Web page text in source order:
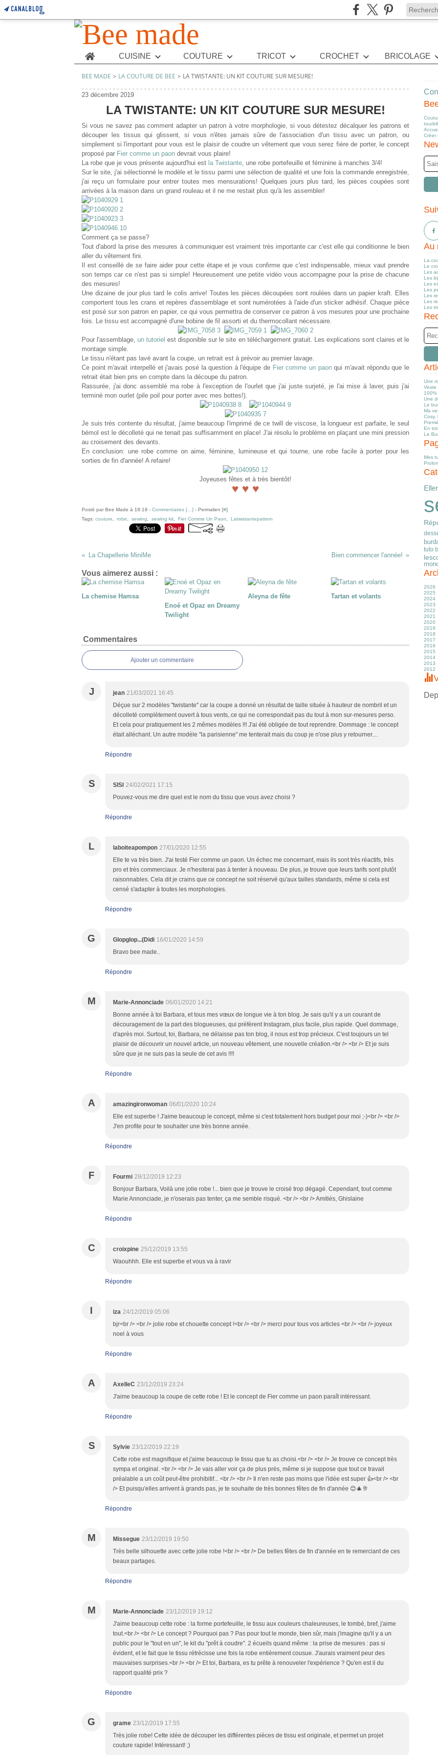
Home CUISINE COUTURE TRICOT CROCHET BRICOLAGE
BEE MADE > LA COUTURE DE BEE > LA TWISTANTE: UN KIT COUTURE SUR MESURE!
23 décembre 2019
LA TWISTANTE: UN KIT COUTURE SUR MESURE!
Si vous ne savez pas comment adapter un patron à votre morphologie, si vous détestez décalquer les patrons et
découper les tissus qui glissent, si vous n'êtes jamais sûre de l'association d'un tissu avec un patron, ou
simplement si l'important pour vous est le plaisir de coudre un vêtement que vous serez fière de porter, le concept
proposé par Fier comme un paon devrait vous plaire!
La robe que je vous présente aujourd'hui est la Twistante, une robe portefeuille et féminine à manches 3/4!
Sur le site, j'ai sélectionné le modèle et le tissu parmi une sélection de qualité et une fois la commande enregistrée,
j'ai reçu un formulaire pour entrer toutes mes mensurations! Quelques jours plus tard, les pièces coupées sont
arrivées à la maison dans un grand rouleau et il ne me restait plus qu'à les assembler!
Comment ça se passe?
Tout d'abord la prise des mesures à communiquer est vraiment très importante car c'est elle qui conditionne le bien
aller du vêtement fini.
Il est conseillé de se faire aider pour cette étape et je vous confirme que c'est indispensable, mieux vaut prendre
son temps car ce n'est pas si simple! Heureusement une petite vidéo vous accompagne pour la prise de chacune
des mesures!
Une dizaine de jour plus tard le colis arrive! Toutes les pièces découpées sont roulées dans un papier kraft. Elles
comportent tous les crans et repères d'assemblage et sont numérotées à l'aide d'un sticker adhésif. Chaque pièce
est posé sur son patron en papier, ce qui vous permettra de conserver ce patron à vos mesures pour une prochaine
fois. Le tissu est accompagné d'une bobine de fil assorti et du thermocollant nécessaire.
Pour l'assemblage,un tutoriel est disponible sur le site en téléchargement gratuit. Les explications sont claires et le
montage simple.
Le tissu n'étant pas lavé avant la coupe, un retrait est à prévoir au premier lavage.
Ce point m'avait interpellé et j'avais posé la question à l'équipe de Fier comme un paonqui m'avait répondu que le
retrait était bien pris en compte dans la découpe du patron.
Rassurée, j'ai donc assemblé ma robe à l'exception de l'ourlet que j'ai juste surjeté, je l'ai mise à laver, puis j'ai
terminé mon ourlet (pile poil pour porter avec mes bottes!).
Je suis très contente du résultat, j'aime beaucoup l'imprimé de ce twill de viscose, la longueur est parfaite, le seul
bémol est le décolleté qui ne tenait pas suffisamment en place! J'ai résolu le problème en plaçant une mini pression
au croisement des devants.
En conclusion: une robe comme on aime, féminine, lumineuse et qui tourne, une robe facile à porter pour les
sorties de fin d'année! A refaire!
Joyeuses fêtes et à très bientôt!
♥ ♥ ♥
Posté par Bee Made à 18:19 - Commentaires [ ] - Permalien [#]
Tags: couture robe sewing sewing kit Fier Comme Un Paon Latwistantepattern
La Chapellerie MiniMe Bien commencer l'année!
Vous aimerez aussi :
La chemise Hamsa
Enoé et Opaz en Dreamy
Twilight
Aleyna de fête Tartan et volants
Commentaires
Ajouter un commentaire
J jean 21/03/2021 16:45
Déçue sur 2 modèles "twistante" car la coupe a donné un résultat de taille située à hauteur de nombril et un
décolleté complètement ouvert à tous vents, ce qui ne correspondait pas du tout à mon sur-mesures perso.
Et cela pour pratiquement les 2 mêmes modèles !!! J'ai été obligée de tout reprendre. Dommage : le concept
était alléchant. Un autre modèle "la parisienne" me tenterait mais du coup je n'ose plus y retourner....
Répondre
S SISI 24/02/2021 17:15
Pouvez-vous me dire quel est le nom du tissu que vous avez choisi ?
Répondre
L laboiteapompon 27/01/2020 12:55
Elle te va très bien. J'ai testé Fier comme un paon. Un échec me concernant, mais ils sont très réactifs, très
pro et très commerciaux. Je n'hesiterai pas à tenter à nouveau. De plus, je trouve que leurs tarifs sont plutôt
raisonnables. Cela dit je crains que ce concept ne soit réservé qu'aux tailles standards, même si cela est
censé s'adapter à toutes les morphologies.
Répondre
G Glopglop...(Didi 16/01/2020 14:59
Bravo bee made..
Répondre
M Marie-Annonciade 06/01/2020 14:21
Bonne année à toi Barbara, et tous mes vœux de longue vie à ton blog. Je sais qu'il y a un courant de
découragement de la part des blogueuses, qui préfèrent Instagram, plus facile, plus rapide. Quel dommage,
d'après moi. Surtout, toi, Barbara, ne délaisse pas ton blog, il nous est trop précieux. C'est toujours un tel
plaisir de découvrir un nouvel article, un nouveau vêtement, une nouvelle création.<br /> <br /> Et je suis
sûre que je ne suis pas la seule de cet avis !!!!
Répondre
A amazingironwoman 06/01/2020 10:24
Elle est superbe ! J'aime beaucoup le concept, même si c'est totalement hors budget pour moi ;-)<br /> <br />
J'en profite pour te souhaiter une très bonne année.
Répondre
F Fourmi 28/12/2019 12:23
Bonjour Barbara, Voilà une jolie robe !... bien que je trouve le croisé trop dégagé. Cependant, tout comme
Marie Annonciade, je n'oserais pas tenter, ça me semble risqué. <br /> <br /> Amitiés, Ghislaine
Répondre
C croixpine 25/12/2019 13:55
Waouhhh. Elle est superbe et vous va à ravir
Répondre
I iza 24/12/2019 05:06
bjr<br /> <br /> jolie robe et chouette concept !<br /> <br /> merci pour tous vos articles <br /> <br /> joyeux
noel à vous
Répondre
A AxelleC 23/12/2019 23:24
J'aime beaucoup la coupe de cette robe ! Et le concept de Fier comme un paon paraît intéressant.
Répondre
S Sylvie 23/12/2019 22:19
Cette robe est magnifique et j'aime beaucoup le tissu que tu as choisi.<br /> <br /> Je trouve ce concept très
sympa et original. <br /> <br /> Je vais aller voir ça de plus près, même si je suppose que tout ce travail
préalable a un coût peut-être prohibitif... <br /> <br /> Il n'en reste pas moins que l'idée est super 👍<br /> <br
/> Et puisqu'elles arrivent à grands pas, je te souhaite de très bonnes fêtes de fin d'année 😊🎄🥂
Répondre
M Missegue 23/12/2019 19:50
Très belle silhouette avec cette jolie robe !<br /> <br /> De belles fêtes de fin d'année en te remerciant de ces
beaux partages.
Répondre
M Marie-Annonciade 23/12/2019 19:12
J'aime beaucoup cette robe : la forme portefeuille, le tissu aux couleurs chaleureuses, le tombé, bref, j'aime
tout.<br /> <br /> Le concept ? Pourquoi pas ? Pas pour tout le monde, bien sûr, mais j'imagine qu'il y a un
public pour le "tout en un", le kit du "prêt à coudre". 2 écueils quand même : la prise de mesures : pas si
évident, et le fait que le tissu rétrécisse une fois la robe entièrement cousue. J'aurais vraiment peur des
mauvaises surprises.<br /> <br /> Et toi, Barbara, es tu prête à renouveler l'expérience ? Qu'en est il du
rapport qualité prix ?
Répondre
G grame 23/12/2019 17:55
Très jolie robe! Cette idée de découper les différentes pièces de tissu est originale, et permet un projet
couture rapide! Intéressant! ;)
Créer
Au
La
Le
Les
Les
Les
Les
Les
Les
Les
Une
Veste
Une
Le
Ma
Cosy,
En
Le
Mes
tuto
2026
2025
2024
2023
2022
2021
2020
2019
2018
2017
2016
2015
2014
2013
2012